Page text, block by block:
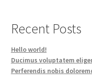
Recent Posts
Hello world!
Ducimus voluptatem
Perferendis nobis